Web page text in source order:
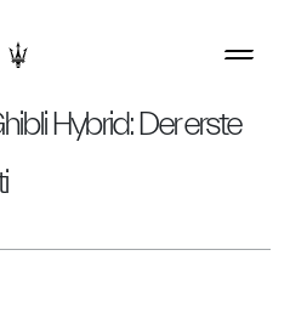
Hybrid: Der erste